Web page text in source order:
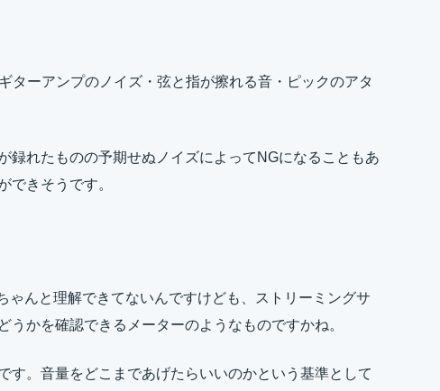
ターアンプのノイズ・弦と指が擦れる音・ピックのアタ
録れたものの予期せぬノイズによってNGになることもあ
できそうです。
ゃんと理解できてないんですけども、ストリーミングサ
うかを確認できるメーターのようなものですかね。
す。音量をどこまであげたらいいのかという基準として